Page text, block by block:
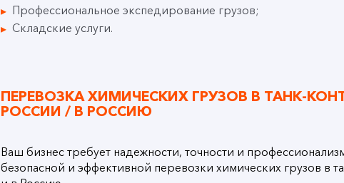
Профессиональное экспедирование грузов;
Складские услуги.
ПЕРЕВОЗКА ХИМИЧЕСКИХ ГРУЗОВ В ТАНК-
РОССИИ / В РОССИЮ
Ваш бизнес требует надежности, точности и
безопасной и эффективной перевозки химических грузов в